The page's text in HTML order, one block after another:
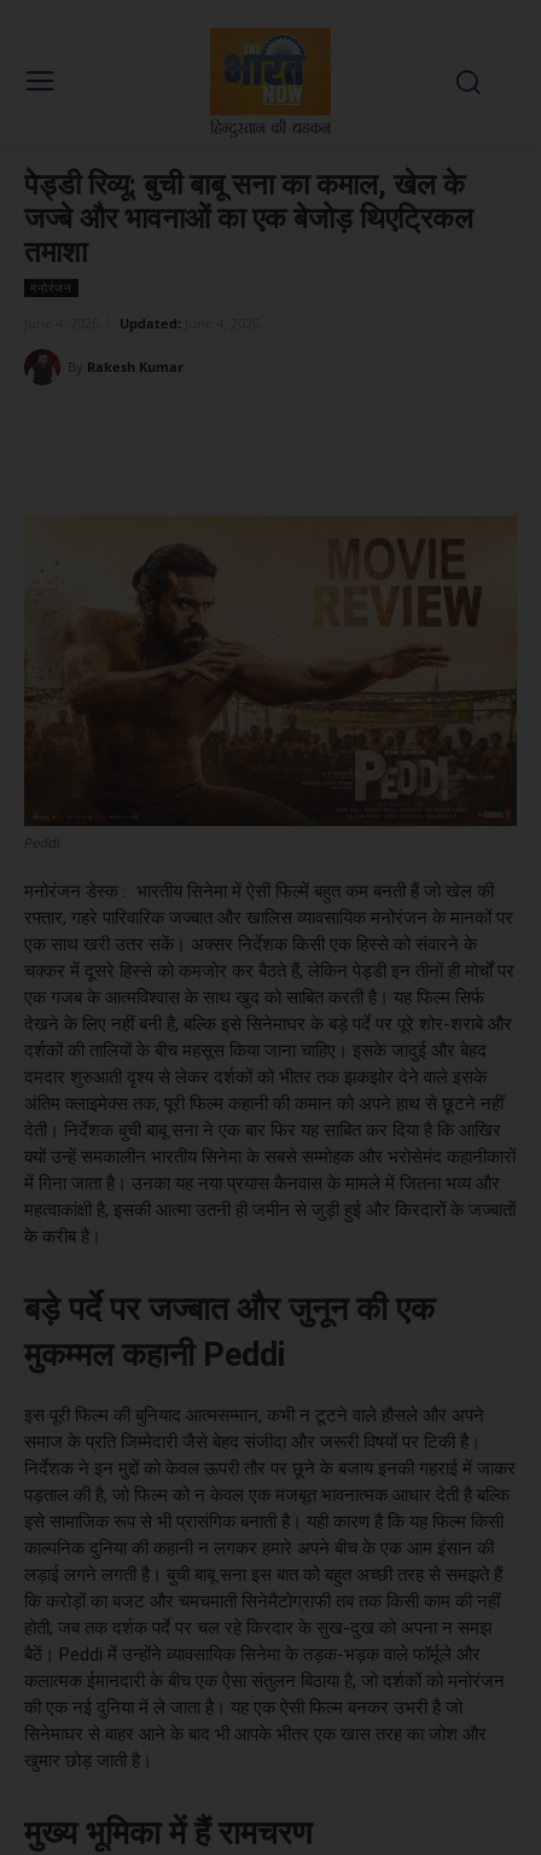
पेड्डी रिव्यू: बुची बाबू सना का कमाल, खेल के
जज्बे और भावनाओं का एक बेजोड़ थिएट्रिकल
तमाशा
मनोरंजन
Updated:
By Rakesh Kumar
Peddi
मनोरंजन डेस्क : भारतीय सिनेमा में ऐसी फिल्में बहुत कम बनती हैं जो खेल की
रफ्तार, गहरे पारिवारिक जज्बात और खालिस व्यावसायिक मनोरंजन के मानकों पर
एक साथ खरी उतर सकें। अक्सर निर्देशक किसी एक हिस्से को संवारने के
चक्कर में दूसरे हिस्से को कमजोर कर बैठते हैं, लेकिन पेड्डी इन तीनों ही मोर्चों पर
एक गजब के आत्मविश्वास के साथ खुद को साबित करती है। यह फिल्म सिर्फ
देखने के लिए नहीं बनी है, बल्कि इसे सिनेमाघर के बड़े पर्दे पर पूरे शोर-शराबे और
दर्शकों की तालियों के बीच महसूस किया जाना चाहिए। इसके जादुई और बेहद
दमदार शुरुआती दृश्य से लेकर दर्शकों को भीतर तक झकझोर देने वाले इसके
अंतिम क्लाइमेक्स तक, पूरी फिल्म कहानी की कमान को अपने हाथ से छूटने नहीं
देती। निर्देशक बुची बाबू सना ने एक बार फिर यह साबित कर दिया है कि आखिर
क्यों उन्हें समकालीन भारतीय सिनेमा के सबसे सम्मोहक और भरोसेमंद कहानीकारों
में गिना जाता है। उनका यह नया प्रयास कैनवास के मामले में जितना भव्य और
महत्वाकांक्षी है, इसकी आत्मा उतनी ही जमीन से जुड़ी हुई और किरदारों के जज्बातों
के करीब है।
बड़े पर्दे पर जज्बात और जुनून की एक
मुकम्मल कहानी Peddi
इस पूरी फिल्म की बुनियाद आत्मसम्मान, कभी न टूटने वाले हौसले और अपने
समाज के प्रति जिम्मेदारी जैसे बेहद संजीदा और जरूरी विषयों पर टिकी है।
निर्देशक ने इन मुद्दों को केवल ऊपरी तौर पर छूने के बजाय इनकी गहराई में जाकर
पड़ताल की है, जो फिल्म को न केवल एक मजबूत भावनात्मक आधार देती है बल्कि
इसे सामाजिक रूप से भी प्रासंगिक बनाती है। यही कारण है कि यह फिल्म किसी
काल्पनिक दुनिया की कहानी न लगकर हमारे अपने बीच के एक आम इंसान की
लड़ाई लगने लगती है। बुची बाबू सना इस बात को बहुत अच्छी तरह से समझते हैं
कि करोड़ों का बजट और चमचमाती सिनेमैटोग्राफी तब तक किसी काम की नहीं
होती, जब तक दर्शक पर्दे पर चल रहे किरदार के सुख-दुख को अपना न समझ
बैठें। Peddi में उन्होंने व्यावसायिक सिनेमा के तड़क-भड़क वाले फॉर्मूले और
कलात्मक ईमानदारी के बीच एक ऐसा संतुलन बिठाया है, जो दर्शकों को मनोरंजन
की एक नई दुनिया में ले जाता है। यह एक ऐसी फिल्म बनकर उभरी है जो
सिनेमाघर से बाहर आने के बाद भी आपके भीतर एक खास तरह का जोश और
खुमार छोड़ जाती है।
मुख्य भूमिका में हैं रामचरण